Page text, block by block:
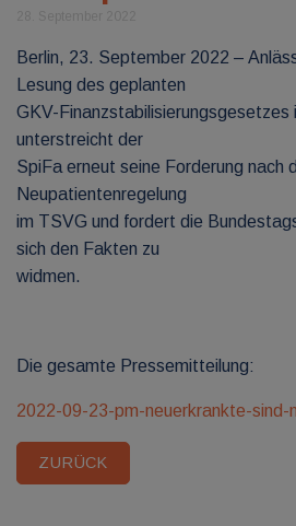
ZURÜCK
Berlin, 23. September 2022 –
Lesung des geplanten
GKV-Finanzstabilisierungsgesetzes
unterstreicht der
SpiFa erneut seine Forderung nach
Neupatientenregelung
im TSVG und fordert die
sich den Fakten zu
widmen.
Die gesamte Pressemitteilung:
2022-09-23-pm-neuerkrankte-sind-